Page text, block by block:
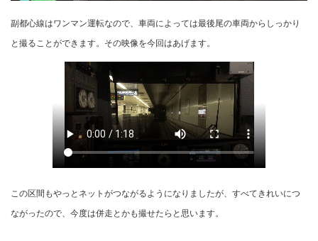
副都心線はワンマン運転なので、車両によっては最後尾の車両からしっかり
と撮ることができます。その映像を今回はあげます。
この区間もやっとネットがつながるようになりましたが、すべてきれいにつ
ながったので、今度は併走とかも撮せたらと思います。